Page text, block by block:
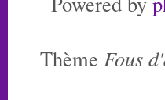
Thème Fous